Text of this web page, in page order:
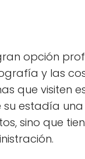
opción
y las
que visiten
estadía una
sino que